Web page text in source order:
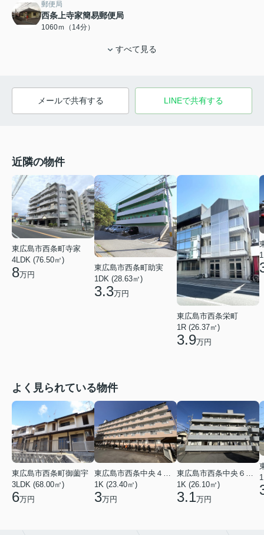
郵便局
西条上寺家簡易郵便局
1060ｍ（14分）
すべて見る
メールで共有する LINEで共有する
近隣の物件
東広島市西条町寺家
4LDK (76.50㎡)
8万円
東広島市西条町助実
1DK (28.63㎡)
3.3万円
東広島市西条栄町
1R (26.37㎡)
3.9万円
よく見られている物件
東広島市西条町御薗宇
3LDK (68.00㎡)
6万円
東広島市西条中央４丁目
1K (23.40㎡)
3万円
東広島市西条中央６丁目
1K (26.10㎡)
3.1万円